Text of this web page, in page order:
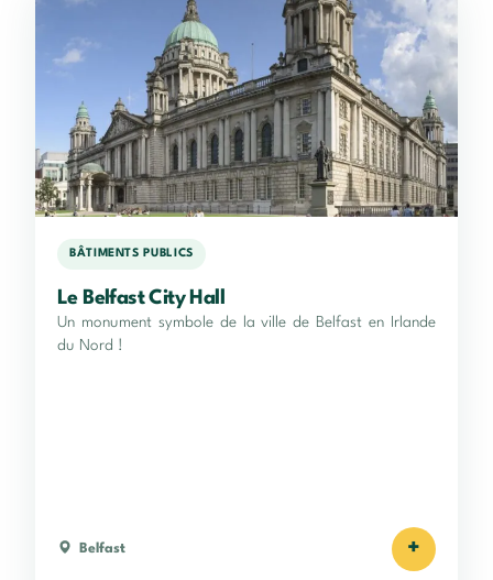
BÂTIMENTS PUBLICS
Le Belfast City Hall
Un monument symbole de la ville de Belfast en Irlande
du Nord !
Belfast +